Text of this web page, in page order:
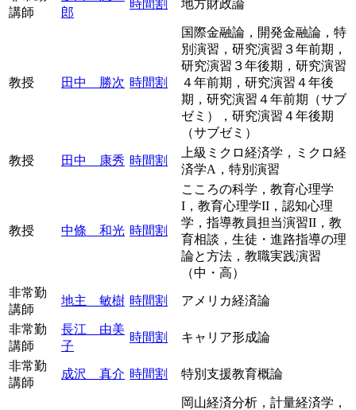
講師
郎
時間割 地方財政論
教授 田中 勝次 時間割
国際金融論，開発金融論，特
別演習，研究演習３年前期，
研究演習３年後期，研究演習
４年前期，研究演習４年後
期，研究演習４年前期（サブ
ゼミ），研究演習４年後期
（サブゼミ）
教授 田中 康秀 時間割
上級ミクロ経済学，ミクロ経
済学A，特別演習
教授 中條 和光 時間割
こころの科学，教育心理学
I，教育心理学II，認知心理
学，指導教員担当演習II，教
育相談，生徒・進路指導の理
論と方法，教職実践演習
（中・高）
非常勤
講師
地主 敏樹 時間割 アメリカ経済論
非常勤
講師
長江 由美
子
時間割 キャリア形成論
非常勤
講師
成沢 真介 時間割 特別支援教育概論
岡山経済分析，計量経済学，